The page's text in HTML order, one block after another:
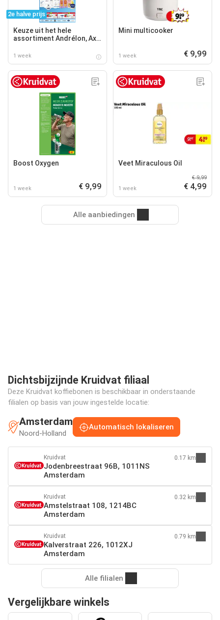
2e halve prijs
Keuze uit het hele
assortiment Andrélon, Axe,
Neutral, Rexona, Vaseline
1 week
Mini multicooker
1 week € 9,99
Boost Oxygen
1 week € 9,99
Veet Miraculous Oil
1 week
€ 9,99
€ 4,99
Alle aanbiedingen
Dichtsbijzijnde Kruidvat filiaal
Deze Kruidvat koffiebonen is beschikbaar in onderstaande
filialen op basis van jouw ingestelde locatie:
Amsterdam
Noord-Holland
Automatisch lokaliseren
Kruidvat
Jodenbreestraat 96B, 1011NS
Amsterdam
0.17 km
Kruidvat
Amstelstraat 108, 1214BC
Amsterdam
0.32 km
Kruidvat
Kalverstraat 226, 1012XJ
Amsterdam
0.79 km
Alle filialen
Vergelijkbare winkels